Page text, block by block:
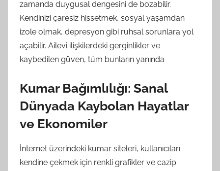
zamanda duygusal dengesini de bozabilir.
Kendinizi çaresiz hissetmek, sosyal yaşamdan
izole olmak, depresyon gibi ruhsal sorunlara yol
açabilir. Ailevi ilişkilerdeki gerginlikler ve
kaybedilen güven, tüm bunların yanında
Kumar Bağımlılığı: Sanal
Dünyada Kaybolan Hayatlar
ve Ekonomiler
İnternet üzerindeki kumar siteleri, kullanıcıları
kendine çekmek için renkli grafikler ve cazip